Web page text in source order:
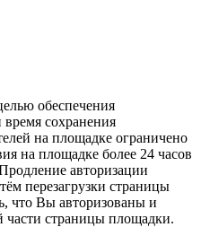
обеспечения
сохранения
на площадке ограничено
на площадке более 24 часов
авторизации
перезагрузки страницы
что Вы авторизованы и
части страницы площадки.